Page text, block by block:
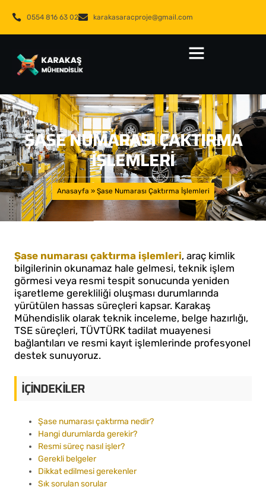
0554 816 63 02 karakasaracproje@gmail.com
ŞASE NUMARASI ÇAKTIRMA
İŞLEMLERI
Anasayfa » Şase Numarası Çaktırma İşlemleri
Şase numarası çaktırma işlemleri, araç kimlik
bilgilerinin okunamaz hale gelmesi, teknik işlem
görmesi veya resmi tespit sonucunda yeniden
işaretleme gerekliliği oluşması durumlarında
yürütülen hassas süreçleri kapsar. Karakaş
Mühendislik olarak teknik inceleme, belge hazırlığı,
TSE süreçleri, TÜVTÜRK tadilat muayenesi
bağlantıları ve resmi kayıt işlemlerinde profesyonel
destek sunuyoruz.
İÇINDEKILER
Şase numarası çaktırma nedir?
Hangi durumlarda gerekir?
Resmi süreç nasıl işler?
Gerekli belgeler
Dikkat edilmesi gerekenler
Sık sorulan sorular